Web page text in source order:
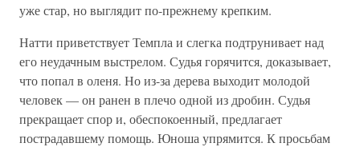
уже стар, но выглядит по-прежнему крепким.
Натти приветствует Темпла и слегка подтрунивает над
его неудачным выстрелом. Судья горячится, доказывает,
что попал в оленя. Но из-за дерева выходит молодой
человек — он ранен в плечо одной из дробин. Судья
прекращает спор и, обеспокоенный, предлагает
пострадавшему помощь. Юноша упрямится. К просьбам